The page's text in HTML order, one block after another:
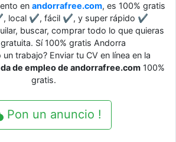
en andorrafree.com, es 100% gratis
local ✔, fácil ✔, y super rápido ✔
buscar, comprar todo lo que quieras
Sí 100% gratis Andorra
trabajo? Enviar tu CV en línea en la
de empleo de andorrafree.com 100%
gratis.
Pon un anuncio !